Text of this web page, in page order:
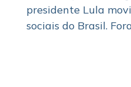
presidente Lula
sociais do Brasil.